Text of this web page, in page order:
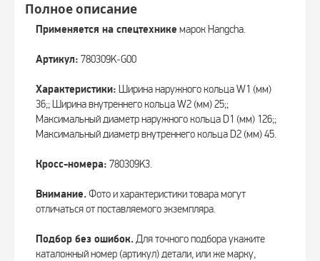
Полное описание
Применяется на спецтехнике марок Hangcha.
Артикул: 780309K‑G00
Характеристики: Ширина наружного кольца W1 (мм)
36;; Ширина внутреннего кольца W2 (мм) 25;;
Максимальный диаметр наружного кольца D1 (мм) 126;;
Максимальный диаметр внутреннего кольца D2 (мм) 45.
Кросс-номера: 780309K3.
Внимание.Фото и характеристики товара могут
отличаться от поставляемого экземпляра.
Подбор без ошибок.Для точного подбора укажите
каталожный номер (артикул) детали, или же марку,